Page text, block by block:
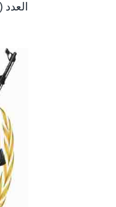
العدد ( 1902)